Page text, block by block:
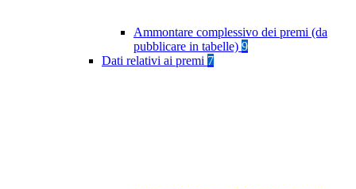
Ammontare complessivo dei premi (da
pubblicare in tabelle) 9
Dati relativi ai premi 7